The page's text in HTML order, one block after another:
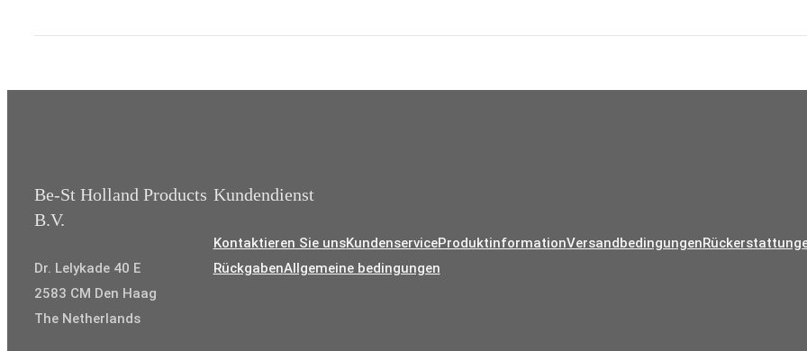
Be-St Holland Products
B.V.
Dr. Lelykade 40 E
2583 CM Den Haag
The Netherlands
Kundendienst
Kontaktieren Sie unsKundenserviceProduktinformationVersandbedingungen
RückgabenAllgemeine bedingungen